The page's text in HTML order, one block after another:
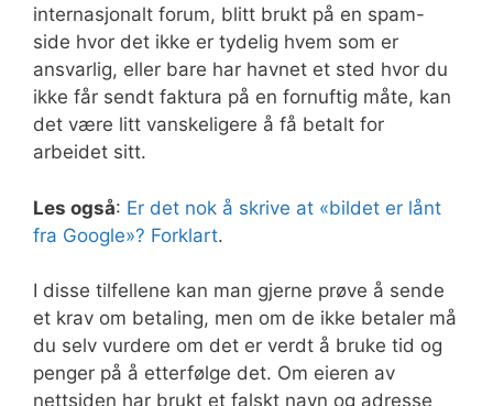
internasjonalt forum, blitt brukt på en spam-
side hvor det ikke er tydelig hvem som er
ansvarlig, eller bare har havnet et sted hvor du
ikke får sendt faktura på en fornuftig måte, kan
det være litt vanskeligere å få betalt for
arbeidet sitt.
Les også: Er det nok å skrive at «bildet er lånt
fra Google»? Forklart.
I disse tilfellene kan man gjerne prøve å sende
et krav om betaling, men om de ikke betaler må
du selv vurdere om det er verdt å bruke tid og
penger på å etterfølge det. Om eieren av
nettsiden har brukt et falskt navn og adresse